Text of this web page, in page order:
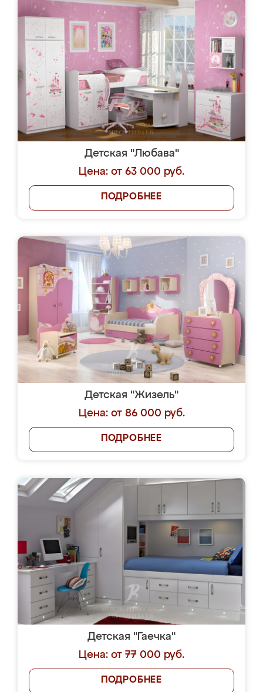
Детская "Любава"
Цена: от 63 000 руб.
ПОДРОБНЕЕ
Детская "Жизель"
Цена: от 86 000 руб.
ПОДРОБНЕЕ
Детская "Гаечка"
Цена: от 77 000 руб.
ПОДРОБНЕЕ